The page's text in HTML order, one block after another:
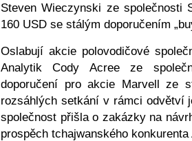
Steven Wieczynski ze
160 USD se stálým doporučením
Oslabují akcie polovodičové
Analytik Cody Acree ze
doporučení pro akcie Marvell ze
rozsáhlých setkání v rámci odvětví
společnost přišla o zakázky na
prospěch tchajwanského